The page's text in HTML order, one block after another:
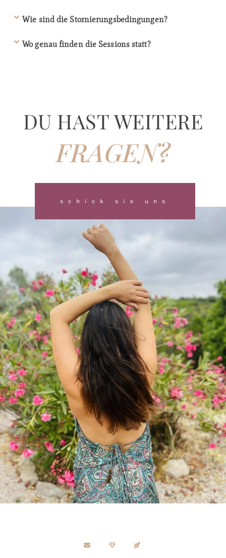
Wie sind die Stornierungsbedingungen?
Wo genau finden die Sessions statt?
DU HAST WEITERE
FRAGEN?
schick sie uns